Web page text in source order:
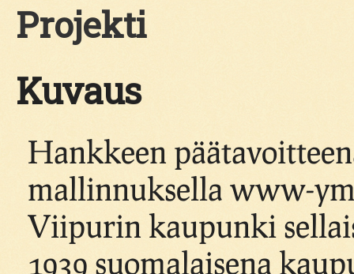
Projekti
Kuvaus
Hankkeen
mallinnuksella www-
Viipurin kaupunki
1939 suomalaisena